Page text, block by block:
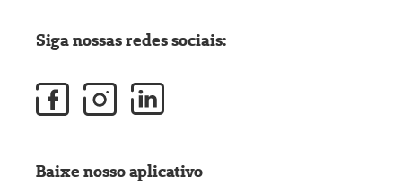
Siga nossas redes sociais:
Baixe nosso aplicativo